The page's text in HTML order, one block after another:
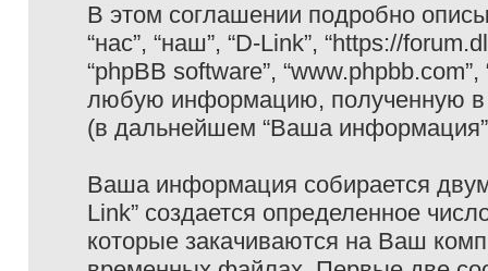
В этом соглашении подробно
“нас”, “наш”, “D-Link”, “https://
“phpBB software”,
любую информацию, полученную в
(в дальнейшем “Ваша
Ваша информация собирается
Link” создается определенное
которые закачиваются на Ваш